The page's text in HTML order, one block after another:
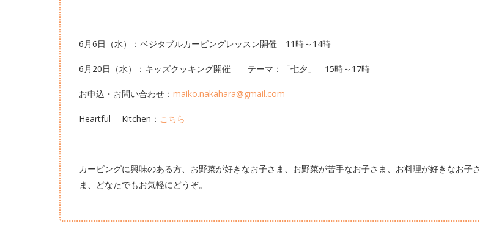
6月6日（水）：ベジタブルカービングレッスン開催 11時～14時
6月20日（水）：キッズクッキング開催 テーマ：「七夕」 15時～17時
お申込・お問い合わせ： maiko.nakahara@gmail.com
Heartful Kitchen： こちら
カービングに興味のある方、お野菜が好きなお子さま、お野菜が苦手なお子さま、お料理が好きなお子さ
ま、どなたでもお気軽にどうぞ。